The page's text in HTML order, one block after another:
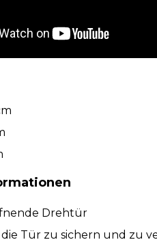
Drehtür
die Tür zu sichern und zu